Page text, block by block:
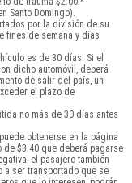
Santo Domingo).
por la división de su
fines de semana y días
es de 30 días. Si el
dicho automóvil, deberá
de salir del país, un
el plazo de
no más de 30 días antes
obtenerse en la página
de $3.40 que deberá pagarse
el pasajero también
a ser transportado que se